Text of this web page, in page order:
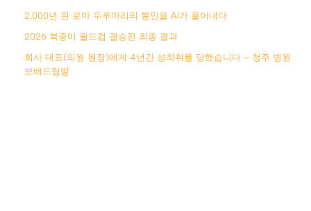
2,000년 된 로마 두루마리의 봉인을 AI가 풀어내다
2026 북중미 월드컵 결승전 최종 결과
회사 대표(의원 원장)에게 4년간 성착취를 당했습니다 – 청주 병원
보배드림발